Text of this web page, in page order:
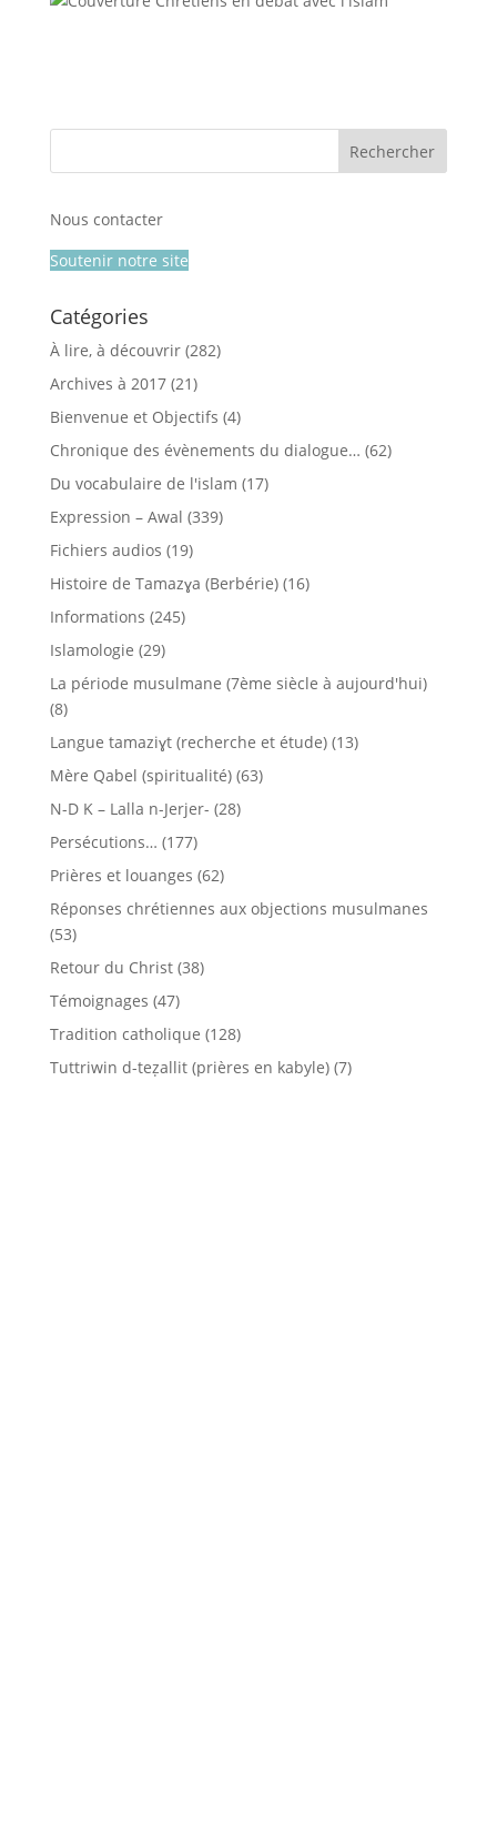
Nous contacter
Soutenir notre site
Catégories
À lire, à découvrir(282)
Archives à 2017(21)
Bienvenue et Objectifs (4)
Chronique des évènements du dialogue… (62)
Du vocabulaire de l'islam (17)
Expression – Awal (339)
Fichiers audios (19)
Histoire de Tamazɣa (Berbérie)(16)
Informations (245)
Islamologie (29)
La période musulmane (7ème siècle à aujourd'hui)
(8)
Langue tamaziɣt (recherche et étude)(13)
Mère Qabel (spiritualité)(63)
N-D K – Lalla n-Jerjer- (28)
Persécutions… (177)
Prières et louanges (62)
Réponses chrétiennes aux objections musulmanes
(53)
Retour du Christ(38)
Témoignages (47)
Tradition catholique (128)
Tuttriwin d-teẓallit (prières en kabyle)(7)